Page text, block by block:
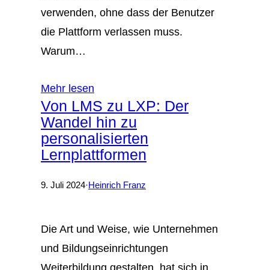
verwenden, ohne dass der Benutzer
die Plattform verlassen muss.
Warum…
Mehr lesen
Von LMS zu LXP: Der
Wandel hin zu
personalisierten
Lernplattformen
9. Juli 2024·Heinrich Franz
Die Art und Weise, wie Unternehmen
und Bildungseinrichtungen
Weiterbildung gestalten, hat sich in